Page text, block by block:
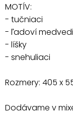
MOTÍV:
- tučniaci
- ľadoví medvedi
- líšky
- snehuliaci
Rozmery: 405 x
Dodávame v